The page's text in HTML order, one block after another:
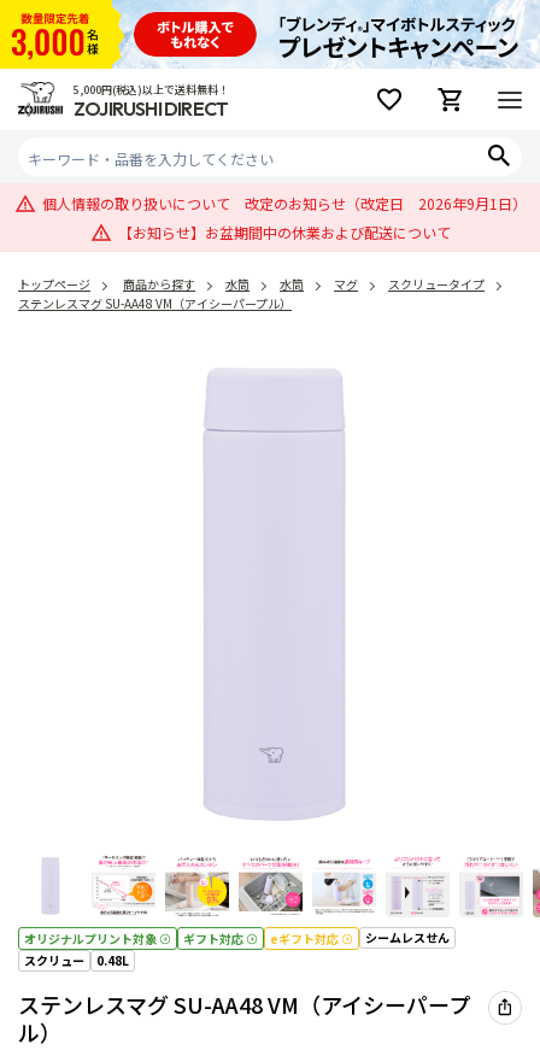
5,000円(税込)以上で送料無料！
ZOJIRUSHI DIRECT
個人情報の取り扱いについて 改定のお知らせ（改定日 2026年9月1日）
【お知らせ】お盆期間中の休業および配送について
トップページ 商品から探す 水筒 水筒 マグ
スクリュータイプ
ステンレスマグ SU-AA48 VM（アイシーパープル）
オリジナルプリント対象 ギフト対応 eギフト対応
シームレスせん
スクリュー
0.48L
ステンレスマグ SU-AA48 VM（アイシーパープ
ル）